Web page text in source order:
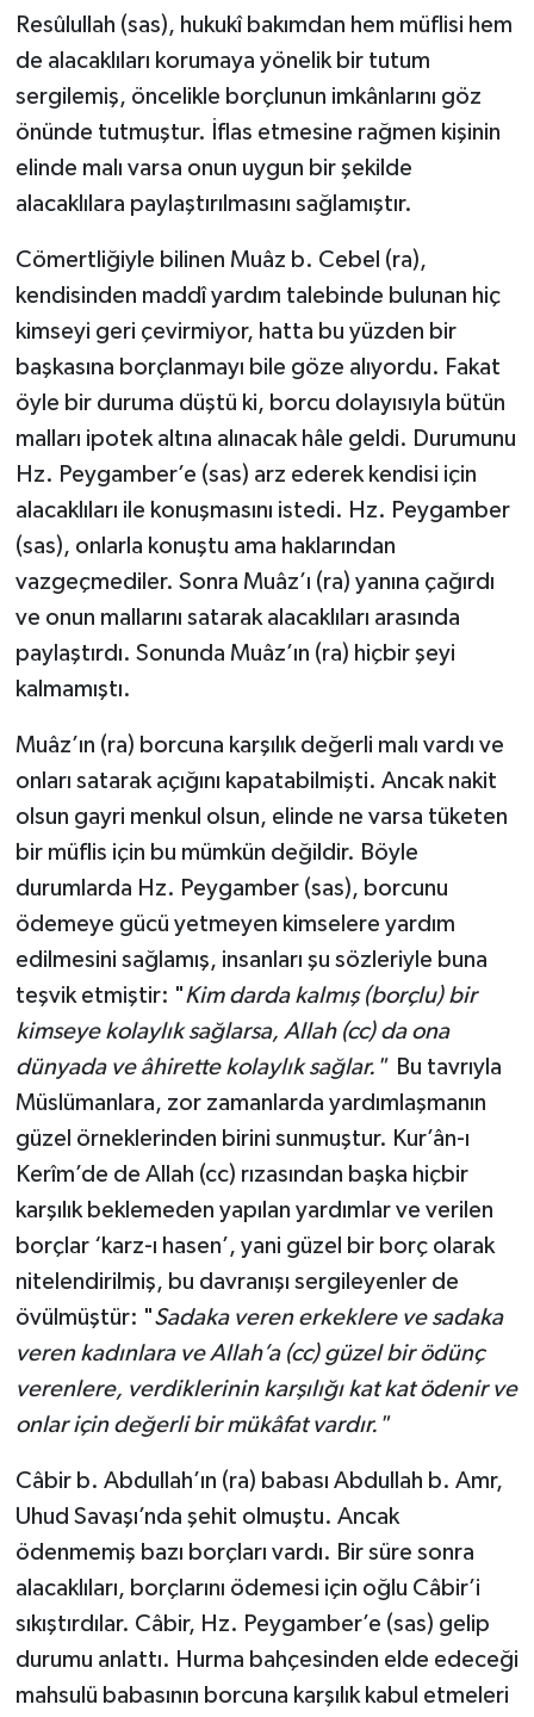
Resûlullah (sas), hukukî bakımdan hem müflisi hem
de alacaklıları korumaya yönelik bir tutum
sergilemiş, öncelikle borçlunun imkânlarını göz
önünde tutmuştur. İflas etmesine rağmen kişinin
elinde malı varsa onun uygun bir şekilde
alacaklılara paylaştırılmasını sağlamıştır.
Cömertliğiyle bilinen Muâz b. Cebel (ra),
kendisinden maddî yardım talebinde bulunan hiç
kimseyi geri çevirmiyor, hatta bu yüzden bir
başkasına borçlanmayı bile göze alıyordu. Fakat
öyle bir duruma düştü ki, borcu dolayısıyla bütün
malları ipotek altına alınacak hâle geldi. Durumunu
Hz. Peygamber’e (sas) arz ederek kendisi için
alacaklıları ile konuşmasını istedi. Hz. Peygamber
(sas), onlarla konuştu ama haklarından
vazgeçmediler. Sonra Muâz’ı (ra) yanına çağırdı
ve onun mallarını satarak alacaklıları arasında
paylaştırdı. Sonunda Muâz’ın (ra) hiçbir şeyi
kalmamıştı.
Muâz’ın (ra) borcuna karşılık değerli malı vardı ve
onları satarak açığını kapatabilmişti. Ancak nakit
olsun gayri menkul olsun, elinde ne varsa tüketen
bir müflis için bu mümkün değildir. Böyle
durumlarda Hz. Peygamber (sas), borcunu
ödemeye gücü yetmeyen kimselere yardım
edilmesini sağlamış, insanları şu sözleriyle buna
teşvik etmiştir: "Kim darda kalmış (borçlu) bir
kimseye kolaylık sağlarsa, Allah (cc) da ona
dünyada ve âhirette kolaylık sağlar."Bu tavrıyla
Müslümanlara, zor zamanlarda yardımlaşmanın
güzel örneklerinden birini sunmuştur. Kur’ân-ı
Kerîm’de de Allah (cc) rızasından başka hiçbir
karşılık beklemeden yapılan yardımlar ve verilen
borçlar ‘karz-ı hasen’, yani güzel bir borç olarak
nitelendirilmiş, bu davranışı sergileyenler de
övülmüştür: "Sadaka veren erkeklere ve sadaka
veren kadınlara ve Allah’a (cc) güzel bir ödünç
verenlere, verdiklerinin karşılığı kat kat ödenir ve
onlar için değerli bir mükâfat vardır."
Câbir b. Abdullah’ın (ra) babası Abdullah b. Amr,
Uhud Savaşı’nda şehit olmuştu. Ancak
ödenmemiş bazı borçları vardı. Bir süre sonra
alacaklıları, borçlarını ödemesi için oğlu Câbir’i
sıkıştırdılar. Câbir, Hz. Peygamber’e (sas) gelip
durumu anlattı. Hurma bahçesinden elde edeceği
mahsulü babasının borcuna karşılık kabul etmeleri
Sivas Müftülüğü
Şanlıurfa Müftülüğü
Şırnak Müftülüğü
Tekirdağ Müftülüğü
Tokat Müftülüğü
Tunceli Müftülüğü
Uşak Müftülüğü
Van Müftülüğü
Yalova Müftülüğü
Yozgat Müftülüğü
Zonguldak Müftülüğü